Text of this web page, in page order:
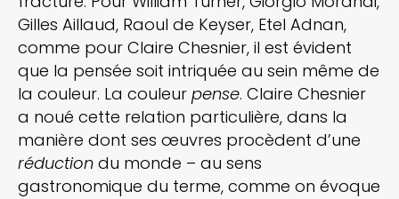
Gilles Aillaud, Raoul de Keyser, Etel Adnan,
comme pour Claire Chesnier, il est évident
que la pensée soit intriquée au sein même de
la couleur. La couleur pense. Claire Chesnier
a noué cette relation particulière, dans la
manière dont ses œuvres procèdent d’une
réduction du monde – au sens
gastronomique du terme, comme on évoque